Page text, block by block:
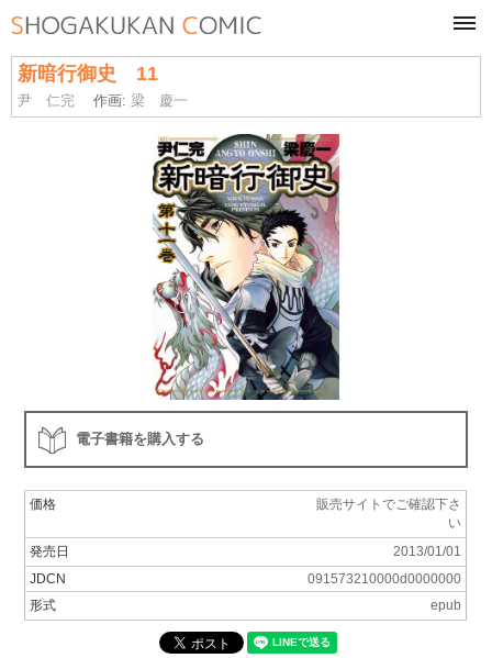
新暗行御史 11
尹 仁完 作画:梁 慶一
電子書籍を購入する
価格
販売サイトでご確認下さ
い
発売日
2013/01/01
JDCN
091573210000d0000000
形式
epub